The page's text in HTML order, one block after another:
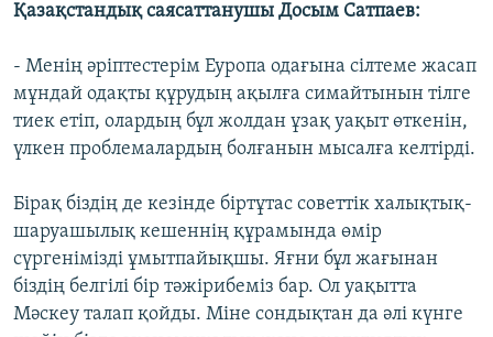
Қазақстандық саясаттанушы Досым Сатпаев:
- Менің әріптестерім Еуропа одағына сілтеме жасап
мұндай одақты құрудың ақылға симайтынын тілге
тиек етіп, олардың бұл жолдан ұзақ уақыт өткенін,
үлкен проблемалардың болғанын мысалға келтірді.
Бірақ біздің де кезінде біртұтас советтік халықтық-
шаруашылық кешеннің құрамында өмір
сүргенімізді ұмытпайықшы. Яғни бұл жағынан
біздің белгілі бір тәжірибеміз бар. Ол уақытта
Мәскеу талап қойды. Міне сондықтан да әлі күнге